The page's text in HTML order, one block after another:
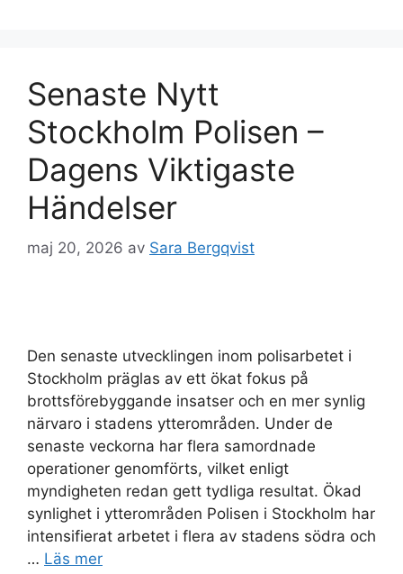
Senaste Nytt
Stockholm Polisen –
Dagens Viktigaste
Händelser
maj 20, 2026 av Sara Bergqvist
Den senaste utvecklingen inom polisarbetet i
Stockholm präglas av ett ökat fokus på
brottsförebyggande insatser och en mer synlig
närvaro i stadens ytterområden. Under de
senaste veckorna har flera samordnade
operationer genomförts, vilket enligt
myndigheten redan gett tydliga resultat. Ökad
synlighet i ytterområden Polisen i Stockholm har
intensifierat arbetet i flera av stadens södra och
… Läs mer